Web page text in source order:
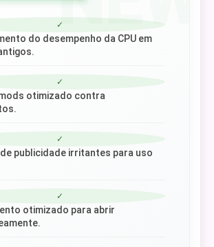
✓
do desempenho da CPU em
✓
otimizado contra
✓
publicidade irritantes para uso
✓
otimizado para abrir